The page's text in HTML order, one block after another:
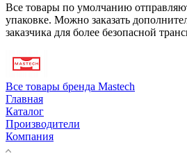
Все товары по умолчанию
упаковке. Можно заказать
заказчика для более безопасной
Все товары бренда Mastech
Главная
Каталог
Производители
Компания